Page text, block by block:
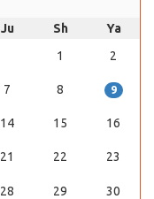
Ju Sh
Ya
1
2
7 8 9
14 15 16
21 22 23
28 29 30